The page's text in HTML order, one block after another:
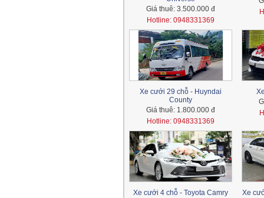
Giá thuê: 3.500.000 đ
Hotline: 0948331369
Xe cưới 29 chỗ - Huyndai
County
Giá thuê: 1.800.000 đ
Hotline: 0948331369
Xe cưới 4 chỗ - Toyota Camry
Xe